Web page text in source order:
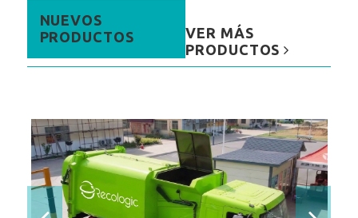
NUEVOS
PRODUCTOS
VER MÁS
PRODUCTOS